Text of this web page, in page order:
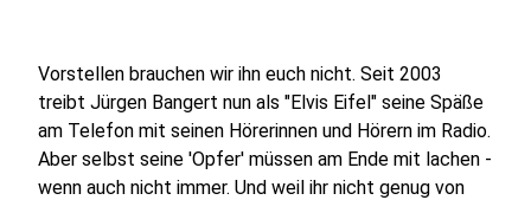
Vorstellen brauchen wir ihn euch nicht. Seit 2003
treibt Jürgen Bangert nun als "Elvis Eifel" seine Späße
am Telefon mit seinen Hörerinnen und Hörern im Radio.
Aber selbst seine 'Opfer' müssen am Ende mit lachen -
wenn auch nicht immer. Und weil ihr nicht genug von